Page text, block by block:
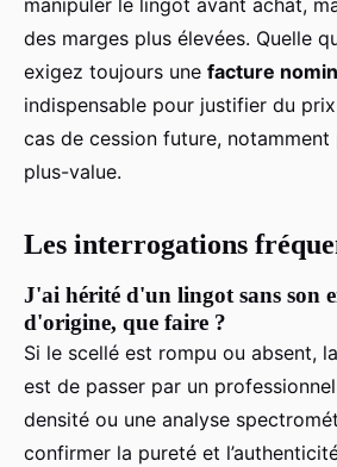
manipuler le lingot avant achat,
des marges plus élevées. Quelle
exigez toujours une facture
indispensable pour justifier du
cas de cession future,
plus-value.
Les interrogations
J'ai hérité d'un lingot sans son
d'origine, que faire ?
Si le scellé est rompu ou absent,
est de passer par un
densité ou une analyse
confirmer la pureté et